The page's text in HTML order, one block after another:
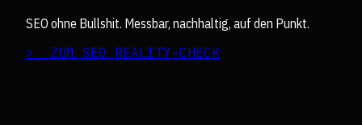
SEO ohne Bullshit. Messbar, nachhaltig, auf den Punkt.
>_ ZUM SEO REALITY-CHECK